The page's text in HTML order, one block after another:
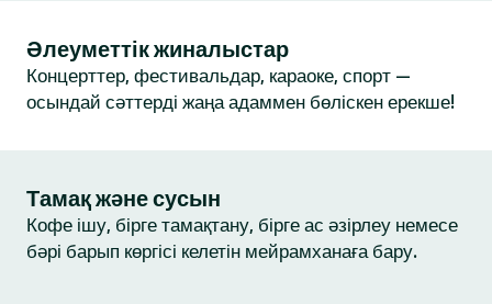
Әлеуметтік жиналыстар
Концерттер, фестивальдар, караоке, спорт —
осындай сәттерді жаңа адаммен бөліскен ерекше!
Тамақ және сусын
Кофе ішу, бірге тамақтану, бірге ас әзірлеу немесе
бәрі барып көргісі келетін мейрамханаға бару.